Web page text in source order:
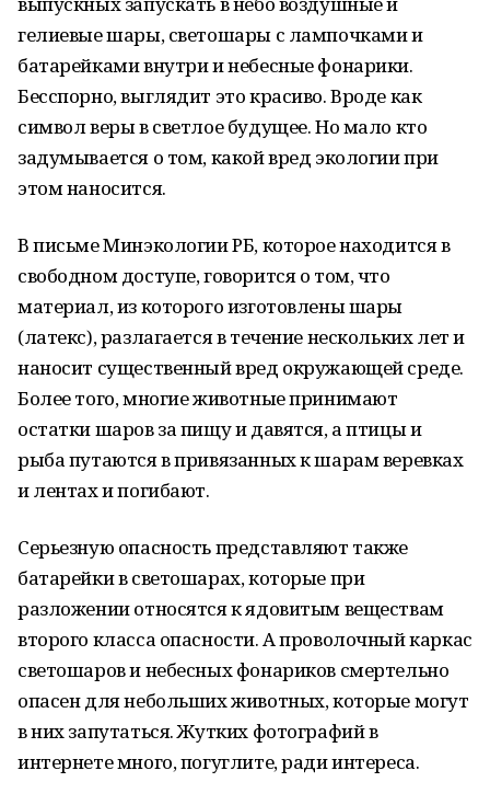
гелиевые шары, светошары с лампочками и
батарейками внутри и небесные фонарики.
Бесспорно, выглядит это красиво. Вроде как
символ веры в светлое будущее. Но мало кто
задумывается о том, какой вред экологии при
этом наносится.
В письме Минэкологии РБ, которое находится в
свободном доступе, говорится о том, что
материал, из которого изготовлены шары
(латекс), разлагается в течение нескольких лет и
наносит существенный вред окружающей среде.
Более того, многие животные принимают
остатки шаров за пищу и давятся, а птицы и
рыба путаются в привязанных к шарам веревках
и лентах и погибают.
Серьезную опасность представляют также
батарейки в светошарах, которые при
разложении относятся к ядовитым веществам
второго класса опасности. А проволочный каркас
светошаров и небесных фонариков смертельно
опасен для небольших животных, которые могут
в них запутаться. Жутких фотографий в
интернете много, погуглите, ради интереса.